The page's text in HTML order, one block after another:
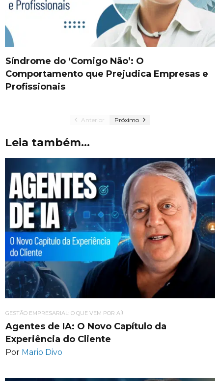
Síndrome do ‘Comigo Não’: O
Comportamento que Prejudica Empresas e
Profissionais
Anterior Próximo
Leia também...
GESTÃO EMPRESARIAL: O QUE VEM POR AÍ!
Agentes de IA: O Novo Capítulo da
Experiência do Cliente
Por Mario Divo